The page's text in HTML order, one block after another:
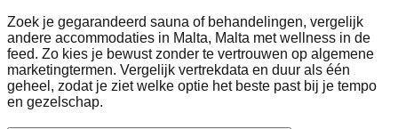
Zoek je gegarandeerd sauna of behandelingen, vergelijk
andere accommodaties in Malta, Malta met wellness in de
feed. Zo kies je bewust zonder te vertrouwen op algemene
marketingtermen. Vergelijk vertrekdata en duur als één
geheel, zodat je ziet welke optie het beste past bij je tempo
en gezelschap.